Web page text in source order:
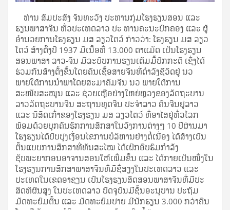
ທ່ານ ສົມປະສົງ ຈັນທະວົງ ປະທານກຸ່ມໂຮງຮຽນສອນ ແລະ
ຮຽນພາສາຈີນ ທົ່ວປະເທດລາວ ປະ ທານຄະນະປົກຄອງ ແລະ ຜູ້
ອໍານວຍການໂຮງຮຽນ ມສ ລຽວໂຕວ໌ ກ່າວວ່າ: ໂຮງຮຽນ ມສ ລຽວ
ໂຕວ໌ ສ້າງຕັ້ງປີ 1937 ມີເນື້ອທີ່ 13.000 ຕາແມັດ ເປັນໂຮງຮຽນ
ສອນພາສາ ລາວ-ຈີນ ມີລະບົບການຮຽນເຕັມມື້ປົກກະຕິ ເຊິ່ງໄດ້
ຮ່ວມກັນສ້າງຕັ້ງຂຶ້ນໂດຍຄົນເຊື້ອສາຍຈີນທີ່ດໍາລົງຊີວິດຢູ່ ນວ
ພາຍໃຕ້ການນໍາພາໂດຍສະມາຄົມຈີນ ນວ ພາຍໃຕ້ການ
ສະໜັບສະໜູນ ແລະ ຊ່ວຍເຫຼືອຢ່າງໃຫຍ່ຫຼວງຂອງລັດຖະບານ
ລາວລັດຖະບານຈີນ ສະຖານທູດຈີນ ປະຈໍາລາວ ຄົນຈີນຢູ່ລາວ
ແລະ ນິສິດເກົ່າຂອງໂຮງຮຽນ ມສ ລຽວໂຕວ໌ ທີ່ອາໄສຢູ່ທົ່ວໂລກ
ພ້ອມດ້ວຍບຸກຄົນຮັກການສຶກສາໃນວົງການຕ່າງໆ 10 ປີຜ່ານມາ
ໂຮງຮຽນໄດ້ປັບປຸງເງື່ອນໄຂການບໍລິຫານຢ່າງຕໍ່ເນື່ອງ ໄດ້ສ້າງເປັນ
ຕົ້ນແບບການສຶກສາທີ່ທັນສະໄໝ ໄດ້ເຝິກອົບຮົມກໍາລັງ
ຊັບພະຍາກອນອາຈານສອນໃຫ້ເພີ່ມຂຶ້ນ ແລະ ໄດ້ກາຍເປັນໜຶ່ງໃນ
ໂຮງຮຽນການສຶກສາພາສາຈີນທີ່ມີຊື່ສຽງໃນປະເທດລາວ ແລະ
ປະເທດໃນເຂດອາຊຽນ ເປັນໂຮງຮຽນສິດສອນພາສາຈີນທີ່ມີປະ
ສິດທິຜົນສູງ ໃນປະເທດລາວ ປັດຈຸບັນມີຊັ້ນອະນຸບານ ປະຖົມ
ມັດທະຍົມຕົ້ນ ແລະ ມັດທະຍົມປາຍ ມີນັກຮຽນ 3.000 ກວ່າຄົນ